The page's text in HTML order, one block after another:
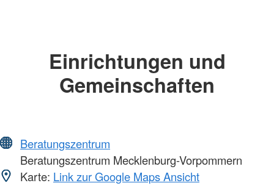
Einrichtungen und
Gemeinschaften
Beratungszentrum
Beratungszentrum Mecklenburg-Vorpommern
Karte: Link zur Google Maps Ansicht